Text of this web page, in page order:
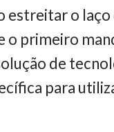
estreitar o
primeiro
de
para